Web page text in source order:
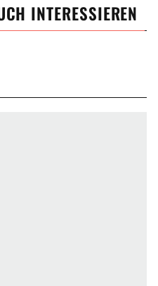
INTERESSIEREN